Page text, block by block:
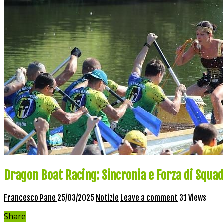
Dragon Boat Racing: Sincronia e Forza di
Francesco Pane 25/03/2025 Notizie Leave a comment 31 Views
Share